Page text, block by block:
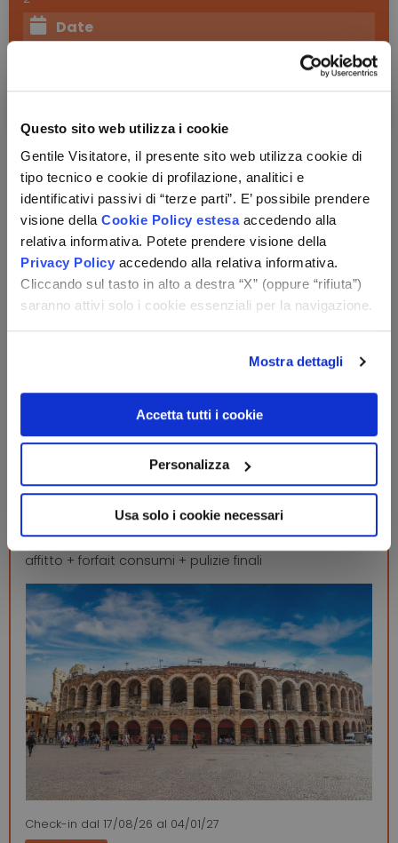
Questo sito web utilizza i cookie
Gentile Visitatore, il presente sito web utilizza cookie di
tipo tecnico e cookie di profilazione, analitici e
identificativi passivi di “terze parti”. E’ possibile prendere
visione della Cookie Policy estesaaccedendo alla
relativa informativa. Potete prendere visione della
Privacy Policy accedendo alla relativa informativa.
Cliccando sul tasto in alto a destra “X” (oppure “rifiuta”)
saranno attivi solo i cookie essenziali per la navigazione.
Mostra dettagli
Accetta tutti i cookie
Personalizza
Usa solo i cookie necessari
Date
Altri suggerimenti per te
Verona (VR)
Hotel Firenze
affitto + forfait consumi + pulizie finali
Check-in dal 17/08/26 al 04/01/27